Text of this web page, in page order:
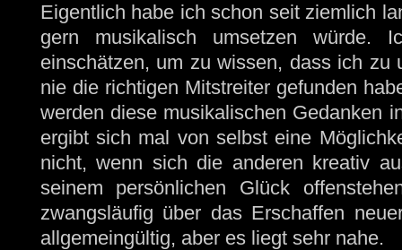
Eigentlich habe ich schon seit ziemlich
gern musikalisch umsetzen
einschätzen, um zu wissen, dass ich
nie die richtigen Mitstreiter gefunden
werden diese musikalischen Gedanken
ergibt sich mal von selbst eine
nicht, wenn sich die anderen kreativ
seinem persönlichen Glück
zwangsläufig über das Erschaffen
allgemeingültig, aber es liegt sehr nahe.